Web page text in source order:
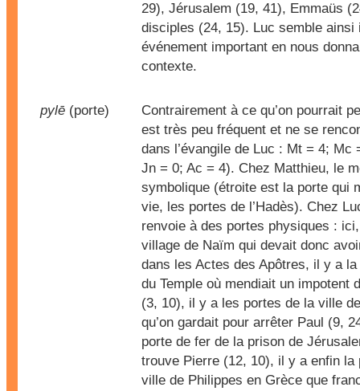
29), Jérusalem (19, 41), Emmaüs
disciples (24, 15). Luc semble ainsi
événement important en nous
contexte.
pylē (porte)
Contrairement à ce qu’on pourrait
est très peu fréquent et ne se
dans l’évangile de Luc : Mt = 4; Mc
Jn = 0; Ac = 4). Chez Matthieu, le
symbolique (étroite est la porte qui
vie, les portes de l’Hadès). Chez
renvoie à des portes physiques :
village de Naïm qui devait donc
dans les Actes des Apôtres, il y a
du Temple où mendiait un impotent
(3, 10), il y a les portes de la ville
qu’on gardait pour arrêter Paul (9,
porte de fer de la prison de
trouve Pierre (12, 10), il y a enfin la
ville de Philippes en Grèce que